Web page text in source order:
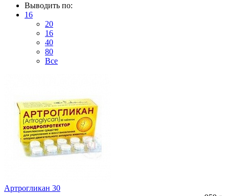
Выводить по:
16
20
16
40
80
Все
Артрогликан 30